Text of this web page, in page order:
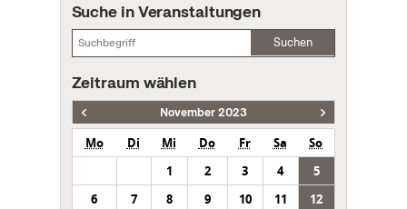
Suche in Veranstaltungen
Suchen
Zeitraum wählen
November 2023
Mo Di Mi Do Fr Sa
So
1
2 3 4
5
6
7 8 9 10 11
12